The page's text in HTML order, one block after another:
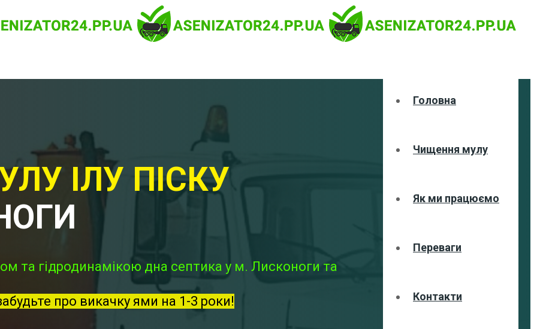
Головна
Чищення мулу
Як ми працюємо
Переваги
Контакти
ІЛУ ПІСКУ
та гідродинамікою дна септика у м. Лисконоги та
про викачку ями на 1-3 роки!